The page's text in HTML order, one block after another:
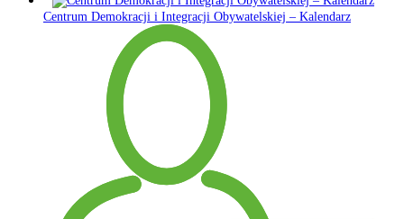
Centrum Demokracji i Integracji Obywatelskiej – Kalendarz